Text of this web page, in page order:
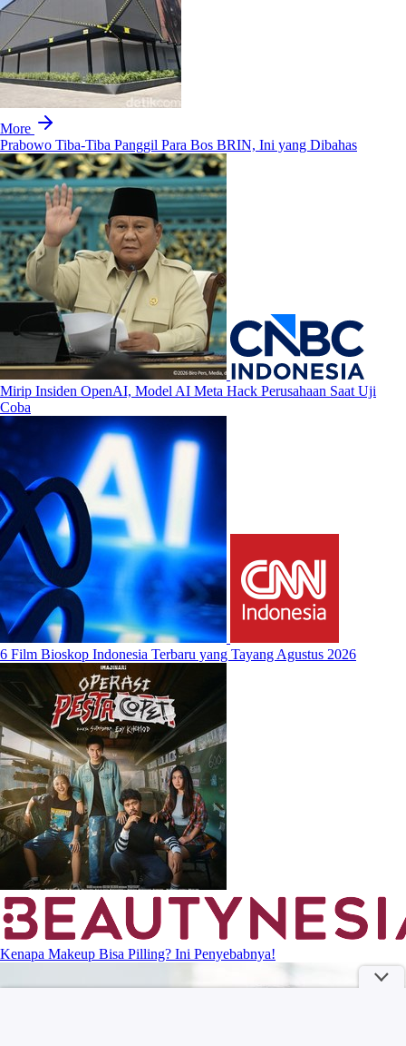
More
Prabowo Tiba-Tiba Panggil Para Bos BRIN, Ini yang Dibahas
Mirip Insiden OpenAI, Model AI Meta Hack Perusahaan Saat Uji
Coba
6 Film Bioskop Indonesia Terbaru yang Tayang Agustus 2026
Kenapa Makeup Bisa Pilling? Ini Penyebabnya!